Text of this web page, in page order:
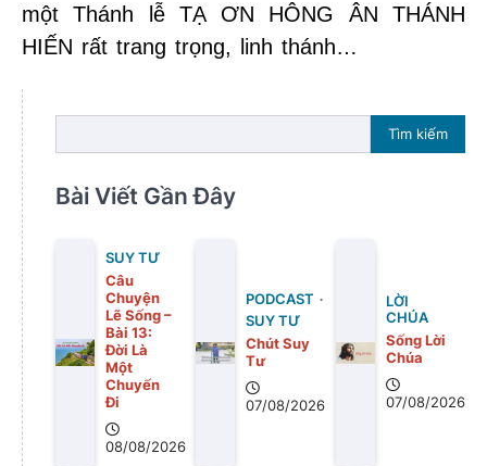
một Thánh lễ TẠ ƠN HÔNG ÂN THÁNH
HIẾN rất trang trọng, linh thánh…
Tìm kiếm
Bài Viết Gần Đây
SUY TƯ
Câu
Chuyện
Lẽ Sống –
Bài 13:
Ðời Là
Một
Chuyến
Ði
08/08/2026
PODCAST
SUY TƯ
Chút Suy
Tư
07/08/2026
LỜI
CHÚA
Sống Lời
Chúa
07/08/2026